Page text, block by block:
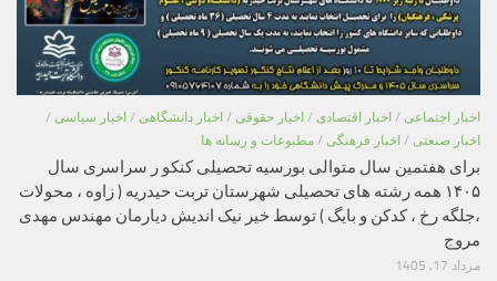
اخبار اجتماعی / اخبار اقتصادی / اخبار حقوقی / اخبار دانشگاهی / اخبار سیاسی /
اخبار صنعتی / اخبار فرهنگی / مطبوعات و رسانه ها
برای هفتمین سال متوالی بورسیه تحصیلی کنکو ر سراسری سال
۱۴۰۵ همه رشته های تحصیلی شهرستان تربت حیدریه ( زاوه ، محولات
،جلگه رخ ، کدکن و بایگ ) توسط خیر نیک اندیش دیارمان مهندس مهدی
مروج
مرداد 17, 1405